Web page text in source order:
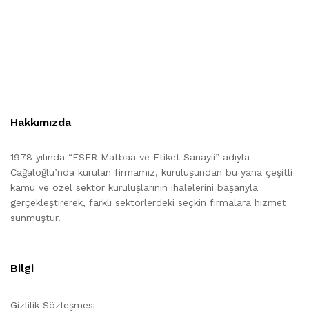
Hakkımızda
1978 yılında “ESER Matbaa ve Etiket Sanayii” adıyla
Cağaloğlu’nda kurulan firmamız, kuruluşundan bu yana çeşitli
kamu ve özel sektör kuruluşlarının ihalelerini başarıyla
gerçekleştirerek, farklı sektörlerdeki seçkin firmalara hizmet
sunmuştur.
Bilgi
Gizlilik Sözleşmesi